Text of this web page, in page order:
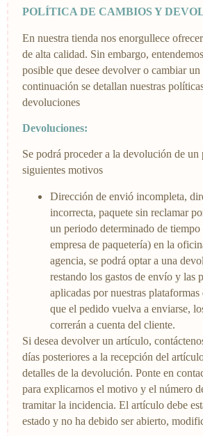
POLÍTICA DE CAMBIOS Y
En nuestra tienda nos enorgullece
de alta calidad. Sin embargo,
posible que desee devolver o cambiar
continuación se detallan nuestras
devoluciones
Devoluciones:
Se podrá proceder a la devolución de un
siguientes motivos
Dirección de envió incompleta,
incorrecta, paquete sin reclamar
un periodo determinado de
empresa de paquetería) en la
agencia, se podrá optar a una
restando los gastos de envío y las
aplicadas por nuestras plataformas
que el pedido vuelva a enviarse,
correrán a cuenta del cliente.
Si desea devolver un artículo,
días posteriores a la recepción del
detalles de la devolución. Ponte en
para explicarnos el motivo y el número
tramitar la incidencia. El artículo debe
estado y no ha debido ser abierto,